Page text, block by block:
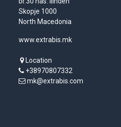
Skopje 1000
North Macedonia
www.extrabis.mk
Location
+38970807332
mk@extrabis.com